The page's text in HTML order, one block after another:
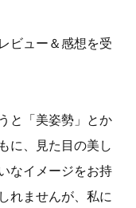
ビュー＆感想を受
と「美姿勢」とか
に、見た目の美し
なイメージをお持
れませんが、私に